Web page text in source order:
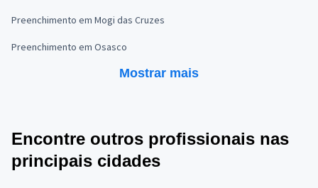
Preenchimento em Mogi das Cruzes
Preenchimento em Osasco
Mostrar mais
Encontre outros profissionais nas
principais cidades